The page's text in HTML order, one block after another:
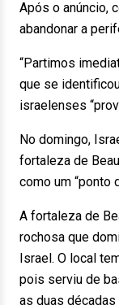
Após o anúncio,
abandonar a
“Partimos
que se
israelenses
No domingo,
fortaleza de
como um “ponto
A fortaleza de
rochosa que
Israel. O local
pois serviu de
as duas